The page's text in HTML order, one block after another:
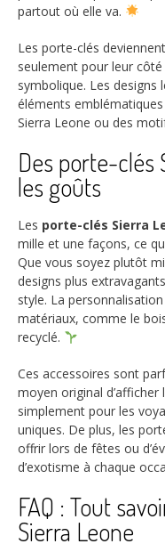
partout où elle va.
Les porte-clés
seulement pour leur
symbolique. Les designs
éléments
Sierra Leone ou des
Des porte-clés
les goûts
Les porte-clés Sierra
mille et une façons, ce
Que vous soyez plutôt
designs plus
style. La
matériaux, comme le
recyclé.
Ces accessoires sont
moyen original d’afficher
simplement pour les
uniques. De plus, les
offrir lors de fêtes ou
d’exotisme à chaque
FAQ : Tout
Sierra Leone